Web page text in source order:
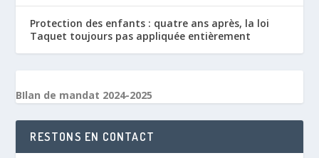
Protection des enfants : quatre ans après, la loi
Taquet toujours pas appliquée entièrement
BIlan de mandat 2024-2025
RESTONS EN CONTACT